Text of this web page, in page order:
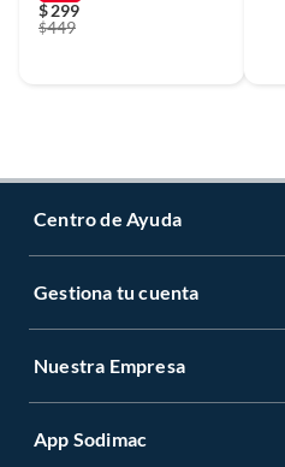
$299
$449
Centro de Ayuda
Servicio al Cliente
Venta a empresas
Gestiona tu cuenta
Gestiona tu cuenta
Nuestra Empresa
Nuestras tiendas
App Sodimac